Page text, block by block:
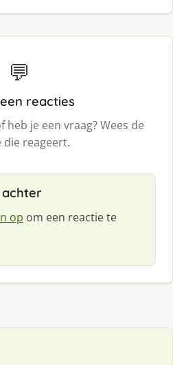
💬
reacties
heb je een vraag? Wees de
die reageert.
achter
op om een reactie te